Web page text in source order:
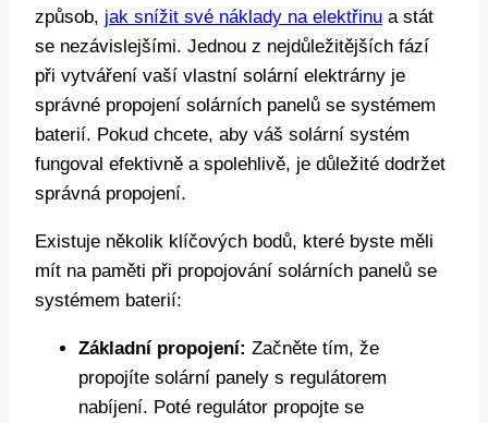
způsob, jak snížit své náklady na elektřinu a stát
se nezávislejšími. Jednou z nejdůležitějších fází
při vytváření vaší vlastní solární elektrárny je
správné propojení solárních panelů se systémem
baterií. Pokud chcete, aby váš solární systém
fungoval efektivně a spolehlivě, je důležité dodržet
správná propojení.
Existuje několik klíčových bodů, které byste měli
mít na paměti při propojování solárních panelů se
systémem baterií:
Základní propojení: Začněte tím, že
propojíte solární panely s regulátorem
nabíjení. Poté regulátor propojte se